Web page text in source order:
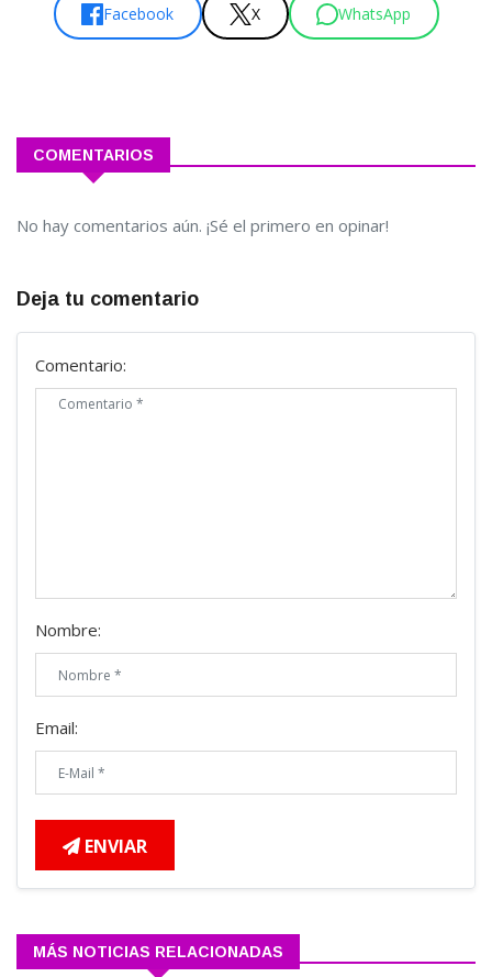
Facebook X WhatsApp
COMENTARIOS
No hay comentarios aún. ¡Sé el primero en opinar!
Deja tu comentario
Comentario:
Nombre:
Email:
ENVIAR
MÁS NOTICIAS RELACIONADAS